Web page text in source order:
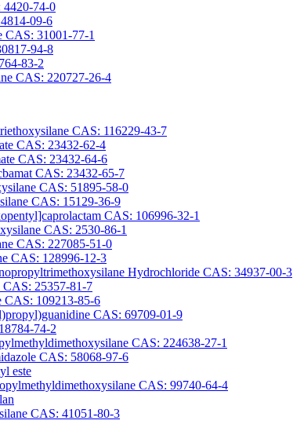
4420-74-0
09-6
CAS: 31001-77-1
94-8
83-2
CAS: 220727-26-4
CAS: 116229-43-7
CAS: 23432-62-4
CAS: 23432-64-6
CAS: 23432-65-7
CAS: 51895-58-0
CAS: 15129-36-9
CAS: 106996-32-1
CAS: 2530-86-1
CAS: 227085-51-0
CAS: 128996-12-3
Hydrochloride CAS: 34937-00-3
25357-81-7
CAS: 109213-85-6
CAS: 69709-01-9
74-2
CAS: 224638-27-1
CAS: 58068-97-6
este
CAS: 99740-64-4
CAS: 41051-80-3